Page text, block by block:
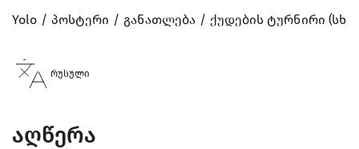
Yolo პოსტერი განათლება ქუდების ტურნირი
რუსული
აღწერა